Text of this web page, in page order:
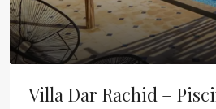
Villa Dar Rachid –